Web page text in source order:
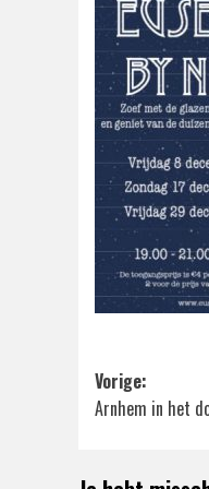
Bericht
Vorige:
Arnhem in het